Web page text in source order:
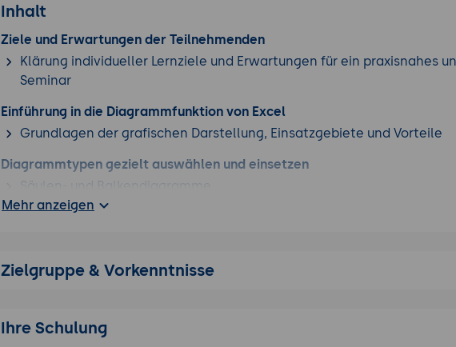
Inhalt
Ziele und Erwartungen der Teilnehmenden
Klärung individueller Lernziele und Erwartungen für ein praxisnahes
Seminar
Einführung in die Diagrammfunktion von Excel
Grundlagen der grafischen Darstellung, Einsatzgebiete und Vorteile
Diagrammtypen gezielt auswählen und einsetzen
Säulen- und Balkendiagramme
Liniendiagramme
Blasen-, Netz- und Flächendiagramme
Anpassen von Farben, Linien und Layouts
Mehr anzeigen
Zielgruppe & Vorkenntnisse
Ihre Schulung